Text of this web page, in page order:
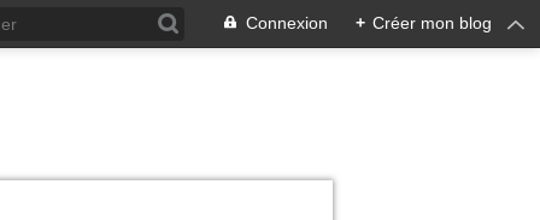
Connexion + Créer mon blog